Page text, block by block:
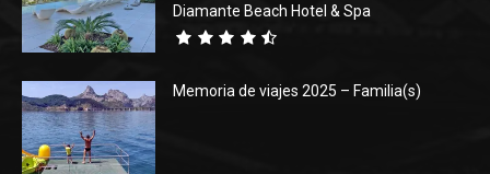
Diamante Beach Hotel & Spa
Memoria de viajes 2025 – Familia(s)